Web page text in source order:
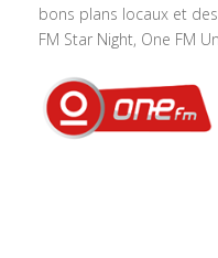
bons plans locaux et
FM Star Night, One FM